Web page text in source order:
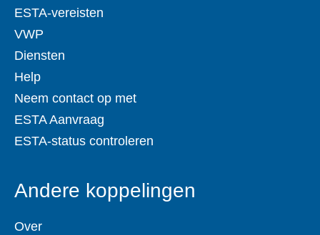
ESTA-vereisten
VWP
Diensten
Help
Neem contact op met
ESTA Aanvraag
ESTA-status controleren
Andere koppelingen
Over